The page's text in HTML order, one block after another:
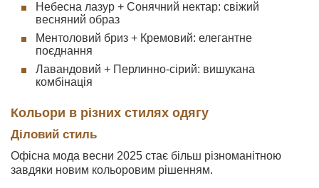
Небесна лазур + Сонячний нектар: свіжий
весняний образ
Ментоловий бриз + Кремовий: елегантне
поєднання
Лавандовий + Перлинно-сірий: вишукана
комбінація
Кольори в різних стилях одягу
Діловий стиль
Офісна мода весни 2025 стає більш різноманітною
завдяки новим кольоровим рішенням.